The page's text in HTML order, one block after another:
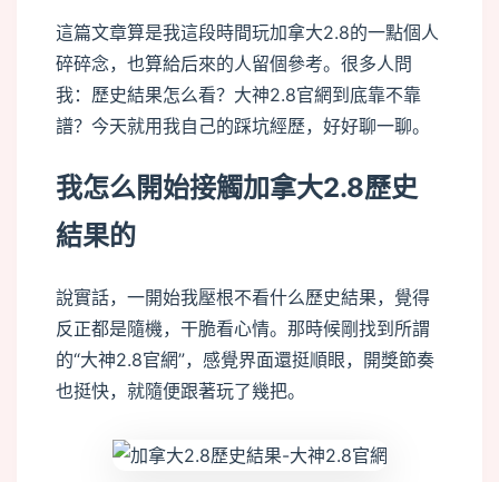
這篇文章算是我這段時間玩加拿大2.8的一點個人
碎碎念，也算給后來的人留個參考。很多人問
我：歷史結果怎么看？大神2.8官網到底靠不靠
譜？今天就用我自己的踩坑經歷，好好聊一聊。
我怎么開始接觸加拿大2.8歷史
結果的
說實話，一開始我壓根不看什么歷史結果，覺得
反正都是隨機，干脆看心情。那時候剛找到所謂
的“大神2.8官網”，感覺界面還挺順眼，開獎節奏
也挺快，就隨便跟著玩了幾把。